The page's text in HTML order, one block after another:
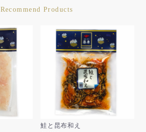
Recommend Products
鮭と昆布和え